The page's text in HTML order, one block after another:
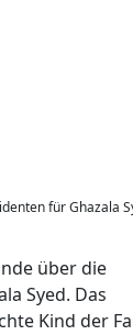
für Ghazala
über die
Syed. Das
Kind der